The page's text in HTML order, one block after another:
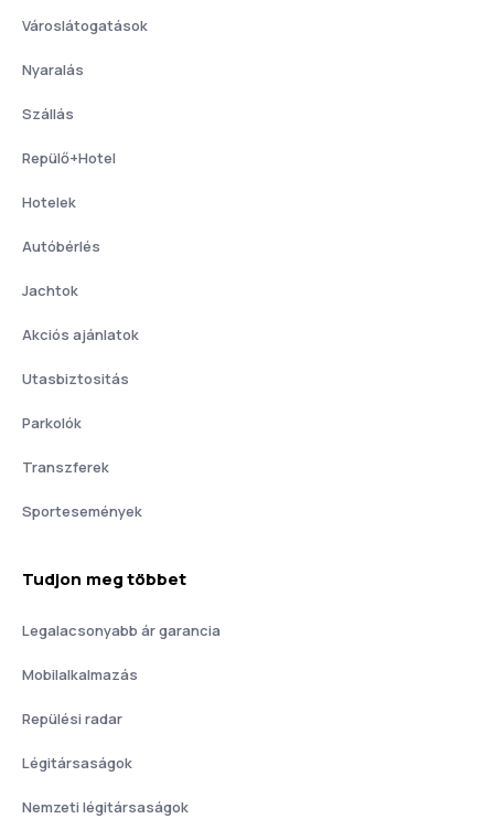
Városlátogatások
Nyaralás
Szállás
Repülő+Hotel
Hotelek
Autóbérlés
Jachtok
Akciós ajánlatok
Utasbiztositás
Parkolók
Transzferek
Sportesemények
Tudjon meg többet
Legalacsonyabb ár garancia
Mobilalkalmazás
Repülési radar
Légitársaságok
Nemzeti légitársaságok